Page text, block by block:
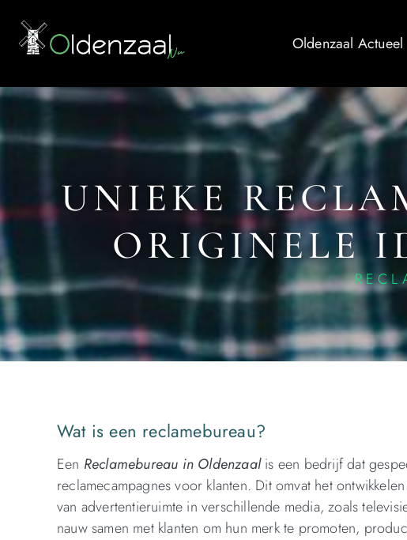
Oldenzaal Actueel
UNIEKE
ORIGINELE
Wat is een reclamebureau?
Een Reclamebureau in Oldenzaalis een bedrijf dat
reclamecampagnes voor klanten. Dit omvat het
van advertentieruimte in verschillende media, zoals
nauw samen met klanten om hun merk te promoten,